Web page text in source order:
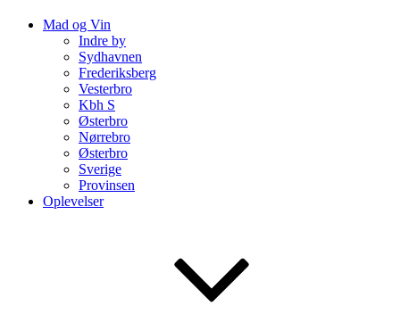
Mad og Vin
Indre by
Sydhavnen
Frederiksberg
Vesterbro
Kbh S
Østerbro
Nørrebro
Østerbro
Sverige
Provinsen
Oplevelser